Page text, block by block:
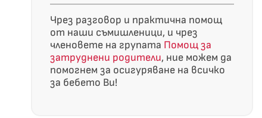
Чрез разговор и практична помощ
от наши съмишленици, и чрез
членовете на групата Помощ за
затруднени родители, ние можем да
помогнем за осигуряване на всичко
за бебето Ви!